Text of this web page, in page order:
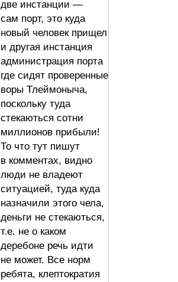
две инстанции —
сам порт, это куда
новый человек прищел
и другая инстанция
администрация порта
где сидят проверенные
воры Тлеймоныча,
поскольку туда
стекаються сотни
миллионов прибыли!
То что тут пишут
в комментах, видно
люди не владеют
ситуацией, туда куда
назначили этого чела,
деньги не стекаються,
т.е. не о каком
деребоне речь идти
не может. Все норм
ребята, клептократия